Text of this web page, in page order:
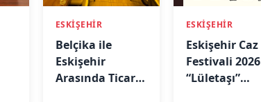
ESKİŞEHİR
Belçika ile
Eskişehir
Arasında Ticari
ESKİŞEHİR
Eskişehir Caz
Festivali 2026
“Lületaşı”